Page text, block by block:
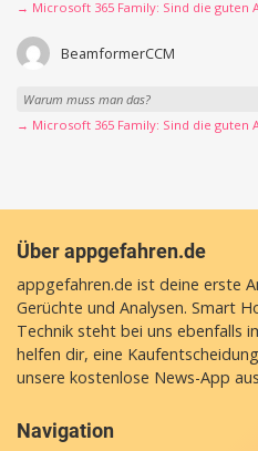
→ Microsoft 365 Family: Sind die guten
BeamformerCCM
Warum muss man das?
→ Microsoft 365 Family: Sind die guten
Über appgefahren.de
appgefahren.de ist deine erste
Gerüchte und Analysen. Smart
Technik steht bei uns ebenfalls
helfen dir, eine
unsere kostenlose News-App
Navigation